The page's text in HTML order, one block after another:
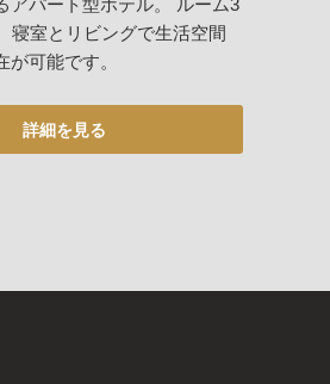
寝室とリビングで生活空間
が可能です。